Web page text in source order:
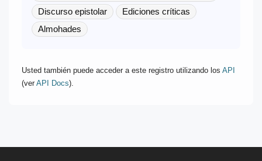
Discurso epistolar
Ediciones críticas
Almohades
Usted también puede acceder a este registro utilizando los API
(ver API Docs).